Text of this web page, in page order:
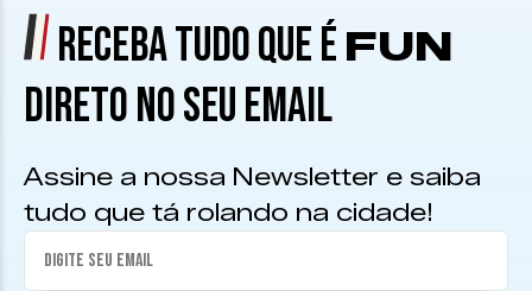
RECEBA TUDO QUE É FUN
DIRETO NO SEU EMAIL
Assine a nossa Newsletter e saiba
tudo que tá rolando na cidade!